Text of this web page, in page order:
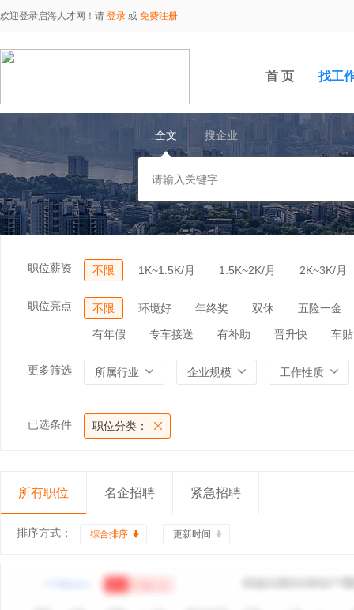
欢迎登录启海人才网！请 登录 或 免费注册
首 页 找工
全文 搜企业
职位薪资 不限 1K~1.5K/月 1.5K~2K/月 2K~3K/月
职位亮点 不限 环境好 年终奖 双休 五险一金
有年假 专车接送 有补助 晋升快 车贴
更多筛选 所属行业 企业规模 工作性质
已选条件 职位分类：
所有职位 名企招聘 紧急招聘
排序方式： 综合排序 更新时间